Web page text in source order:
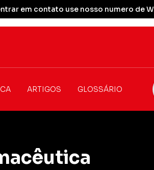
em contato use nosso numero de
ARTIGOS GLOSSÁRIO